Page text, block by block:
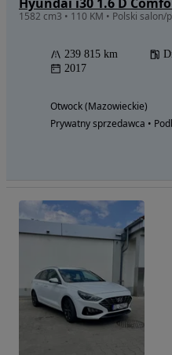
1582 cm3 • 110 KM • Polski salon/
239 815 km
2017
Otwock (Mazowieckie)
Prywatny sprzedawca •